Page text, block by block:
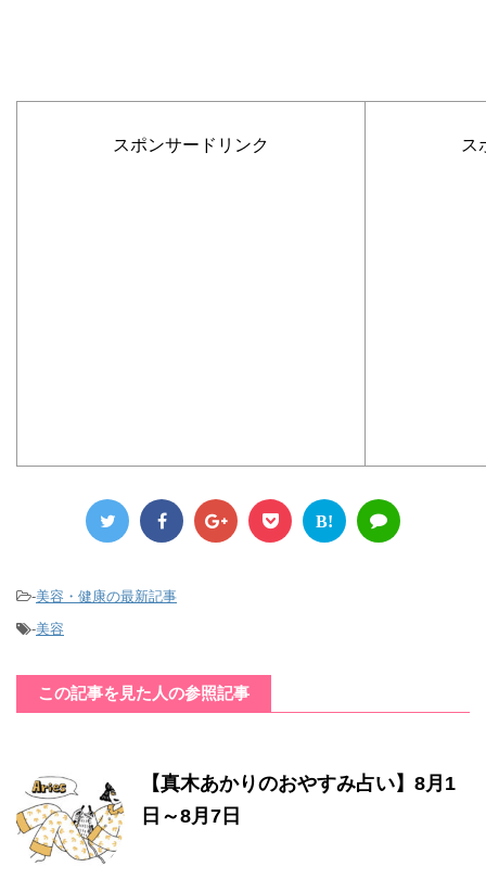
スポンサードリンク ス
B!
-美容・健康の最新記事
-美容
この記事を見た人の参照記事
【真木あかりのおやすみ占い】8月1
日～8月7日